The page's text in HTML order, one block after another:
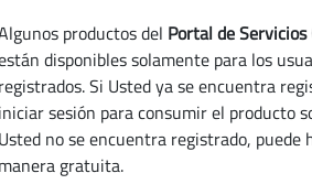
productos del Portal de
disponibles solamente para los
registrados. Si Usted ya se encuentra
iniciar sesión para consumir el producto
Usted no se encuentra registrado, puede
manera gratuita.